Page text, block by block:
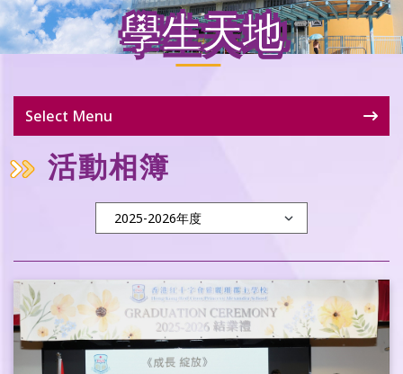
學生天地
Select Menu
活動相簿